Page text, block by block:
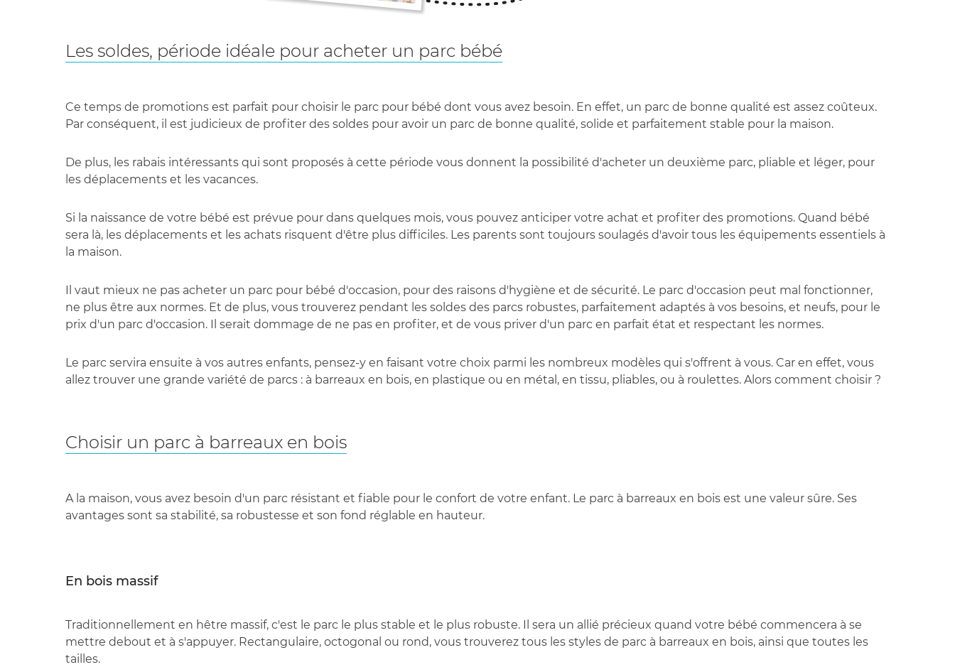
Les soldes, période idéale pour acheter un parc bébé
Ce temps de promotions est parfait pour choisir le parc pour bébé dont vous avez besoin. En effet, un parc de bonne qualité est assez coûteux.
Par conséquent, il est judicieux de profiter des soldes pour avoir un parc de bonne qualité, solide et parfaitement stable pour la maison.
De plus, les rabais intéressants qui sont proposés à cette période vous donnent la possibilité d'acheter un deuxième parc, pliable et léger, pour
les déplacements et les vacances.
Si la naissance de votre bébé est prévue pour dans quelques mois, vous pouvez anticiper votre achat et profiter des promotions. Quand bébé
sera là, les déplacements et les achats risquent d'être plus difficiles. Les parents sont toujours soulagés d'avoir tous les équipements essentiels à
la maison.
Il vaut mieux ne pas acheter un parc pour bébé d'occasion, pour des raisons d'hygiène et de sécurité. Le parc d'occasion peut mal fonctionner,
ne plus être aux normes. Et de plus, vous trouverez pendant les soldes des parcs robustes, parfaitement adaptés à vos besoins, et neufs, pour le
prix d'un parc d'occasion. Il serait dommage de ne pas en profiter, et de vous priver d'un parc en parfait état et respectant les normes.
Le parc servira ensuite à vos autres enfants, pensez-y en faisant votre choix parmi les nombreux modèles qui s'offrent à vous. Car en effet, vous
allez trouver une grande variété de parcs : à barreaux en bois, en plastique ou en métal, en tissu, pliables, ou à roulettes. Alors comment choisir ?
Choisir un parc à barreaux en bois
A la maison, vous avez besoin d'un parc résistant et fiable pour le confort de votre enfant. Le parc à barreaux en bois est une valeur sûre. Ses
avantages sont sa stabilité, sa robustesse et son fond réglable en hauteur.
En bois massif
Traditionnellement en hêtre massif, c'est le parc le plus stable et le plus robuste. Il sera un allié précieux quand votre bébé commencera à se
mettre debout et à s'appuyer. Rectangulaire, octogonal ou rond, vous trouverez tous les styles de parc à barreaux en bois, ainsi que toutes les
tailles.